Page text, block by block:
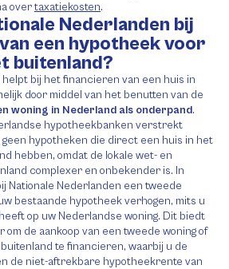
overtaxatiekosten.
Nederlanden bij
een hypotheek voor
buitenland?
bij het financieren van een huis in
door middel van het benutten van de
woning in Nederland als onderpand.
hypotheekbanken verstrekt
geen hypotheken die direct een huis in het
hebben, omdat de lokale wet- en
complexer en onbekender is. In
Nationale Nederlanden een tweede
bestaande hypotheek verhogen, mits u
op uw Nederlandse woning. Dit biedt
de aankoop van een tweede woning of
te financieren, waarbij u de
de niet-aftrekbare hypotheekrente van